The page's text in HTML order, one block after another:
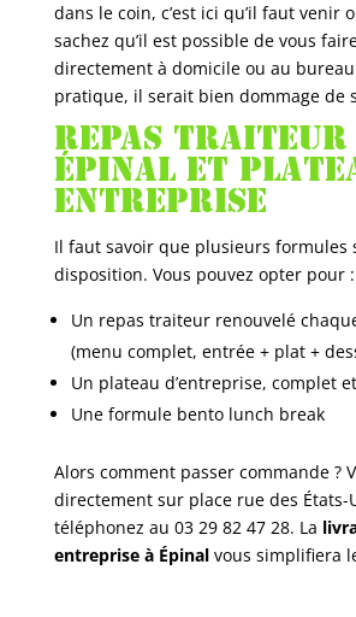
dans le coin, c’est ici qu’il faut venir
sachez qu’il est possible de vous
directement à domicile ou au
pratique, il serait bien dommage de
Repas traiteur
Épinal et
entreprise
Il faut savoir que plusieurs formules
disposition. Vous pouvez opter pour :
Un repas traiteur renouvelé
(menu complet, entrée + plat +
Un plateau d’entreprise, complet
Une formule bento lunch break
Alors comment passer commande ?
directement sur place rue des États-
téléphonez au 03 29 82 47 28. La
entreprise à Épinalvous simplifiera